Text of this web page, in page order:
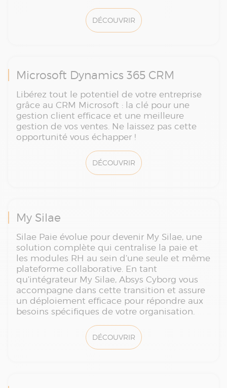
DÉCOUVRIR
Microsoft Dynamics 365 CRM
Libérez tout le potentiel de votre entreprise
grâce au CRM Microsoft : la clé pour une
gestion client efficace et une meilleure
gestion de vos ventes. Ne laissez pas cette
opportunité vous échapper !
DÉCOUVRIR
My Silae
Silae Paie évolue pour devenir My Silae, une
solution complète qui centralise la paie et
les modules RH au sein d’une seule et même
plateforme collaborative. En tant
qu’intégrateur My Silae, Absys Cyborg vous
accompagne dans cette transition et assure
un déploiement efficace pour répondre aux
besoins spécifiques de votre organisation.
DÉCOUVRIR